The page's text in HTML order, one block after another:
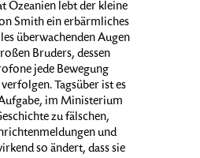
Ozeanien lebt der kleine
Smith ein erbärmliches
überwachenden Augen
Bruders, dessen
jede Bewegung
Tagsüber ist es
im Ministerium
zu fälschen,
und
so ändert, dass sie